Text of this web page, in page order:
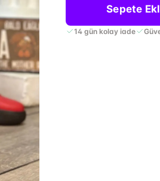
Sepete
14 gün kolay iade